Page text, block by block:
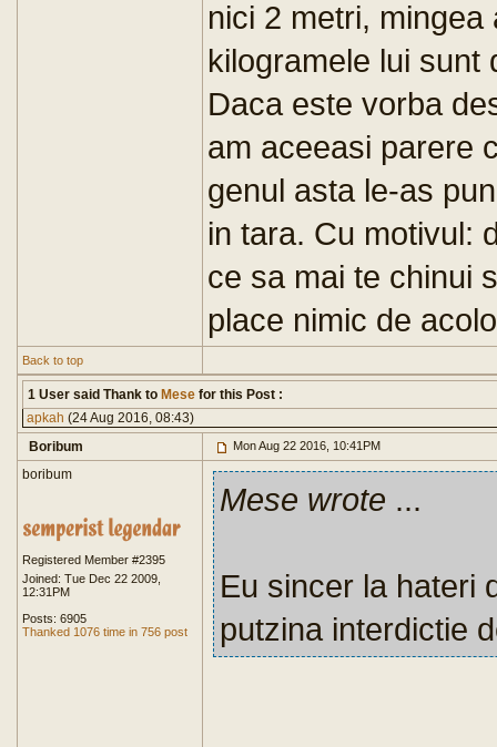
nici 2 metri, mingea
kilogramele lui sunt
Daca este vorba
am aceeasi parere
genul asta le-as
in tara. Cu motivul:
ce sa mai te chinui
place nimic de
Back to top
1 User said Thank to Mese for this Post :
apkah (24 Aug 2016, 08:43)
Boribum
Mon Aug 22 2016, 10:41PM
boribum
Registered Member #2395
Joined: Tue Dec 22 2009,
12:31PM
Posts: 6905
Thanked 1076 time in 756 post
Mese wrote ...
Eu sincer la hateri
putzina interdictie